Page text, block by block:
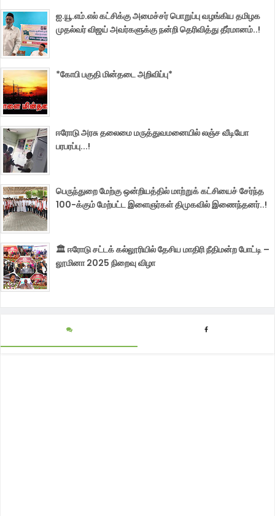
ஐ.யூ.எம்.எல் கட்சிக்கு அமைச்சர் பொறுப்பு வழங்கிய தமிழக
முதல்வர் விஜய் அவர்களுக்கு நன்றி தெரிவித்து தீர்மானம்..!
*கோபி பகுதி மின்தடை அறிவிப்பு*
ஈரோடு அரசு தலைமை மருத்துவமனையில் லஞ்ச வீடியோ
பரபரப்பு...!
பெருந்துறை மேற்கு ஒன்றியத்தில் மாற்றுக் கட்சியைச் சேர்ந்த
100-க்கும் மேற்பட்ட இளைஞர்கள் திமுகவில் இணைந்தனர்..!
🏛️ ஈரோடு சட்டக் கல்லூரியில் தேசிய மாதிரி நீதிமன்ற போட்டி –
லூமினா 2025 நிறைவு விழா